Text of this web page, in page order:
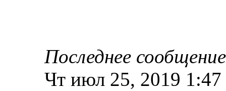
Последнее сообщение
Чт июл 25, 2019 1:47